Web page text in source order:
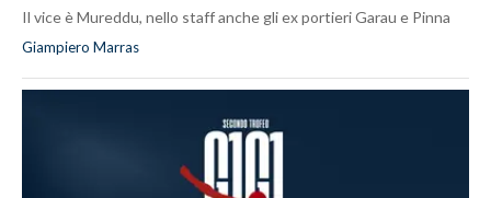
Il vice è Mureddu, nello staff anche gli ex portieri Garau e Pinna
Giampiero Marras